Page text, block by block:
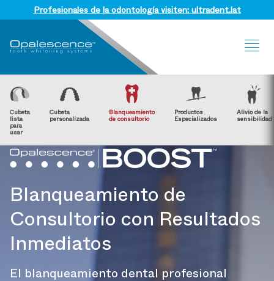
Profesionales de la odontología visiten: ultradent.lat
Cubeta
lista
para
usar
Cubeta
personalizada
Blanqueamiento
de consultorio
Productos
Especializados
Alivio de la
sensibilidad
Blanqueamiento de
Consultorio con Resultados
Inmediatos
El blanqueamiento dental profesional